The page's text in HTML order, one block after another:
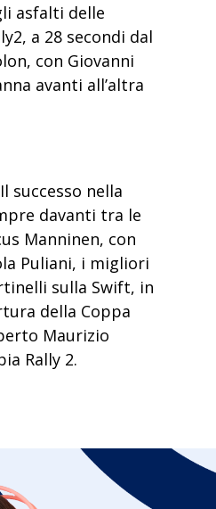
asfalti delle
a 28 secondi dal
con Giovanni
avanti all’altra
successo nella
davanti tra le
Manninen, con
Puliani, i migliori
sulla Swift, in
della Coppa
Maurizio
Rally 2.